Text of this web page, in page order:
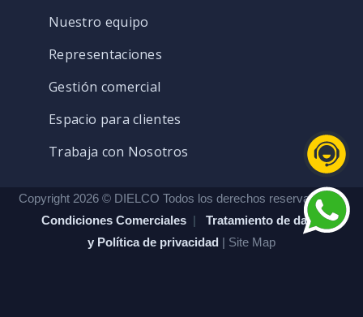
Nuestro equipo
Representaciones
Gestión comercial
Espacio para clientes
Trabaja con Nosotros
Copyright 2026 © DIELCO Todos los derechos reservados. |
Condiciones Comerciales | Tratamiento de datos
y Política de privacidad | Site Map